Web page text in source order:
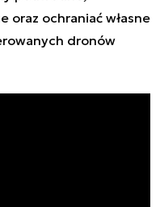
oraz ochraniać własne
dronów